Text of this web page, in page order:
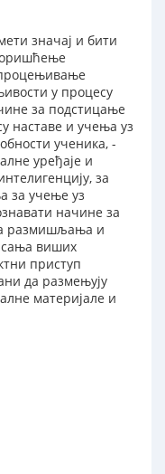
значај и бити
у процесу
за подстицање
наставе и учења уз
ученика, -
уређаје и
за
за учење уз
начине за
размишљања и
виших
приступ
да размењују
материјале и